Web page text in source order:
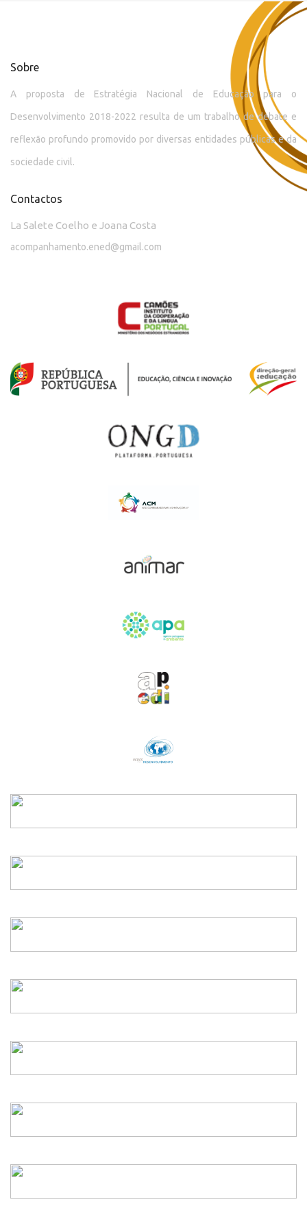
Sobre
A proposta de Estratégia Nacional de Educação para o
Desenvolvimento 2018-2022 resulta de um trabalho de debate e
reflexão profundo promovido por diversas entidades públicas e da
sociedade civil.
Contactos
La Salete Coelho e Joana Costa
acompanhamento.ened@gmail.com